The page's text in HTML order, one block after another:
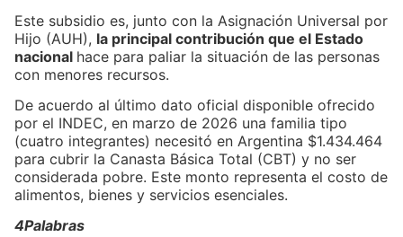
Este subsidio es, junto con la Asignación Universal por
Hijo (AUH), la principal contribución que el Estado
nacional hace para paliar la situación de las personas
con menores recursos.
De acuerdo al último dato oficial disponible ofrecido
por el INDEC, en marzo de 2026 una familia tipo
(cuatro integrantes) necesitó en Argentina $1.434.464
para cubrir la Canasta Básica Total (CBT) y no ser
considerada pobre. Este monto representa el costo de
alimentos, bienes y servicios esenciales.
4Palabras